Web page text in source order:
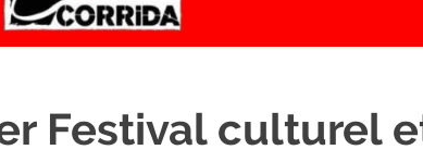
Festival culturel